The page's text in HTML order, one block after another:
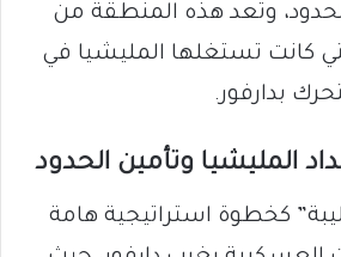
وتعد هذه المنطقة من
كانت تستغلها المليشيا في
بدارفور.
المليشيا وتأمين الحدود
كخطوة استراتيجية هامة